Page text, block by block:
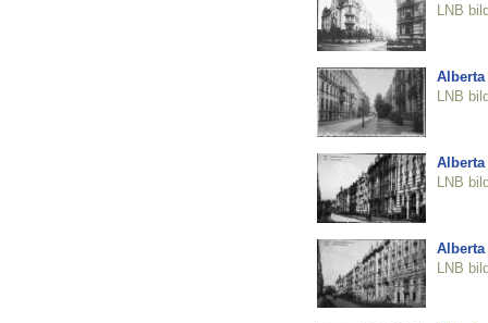
LNB
Alberta
LNB
Alberta
LNB
Alberta
LNB